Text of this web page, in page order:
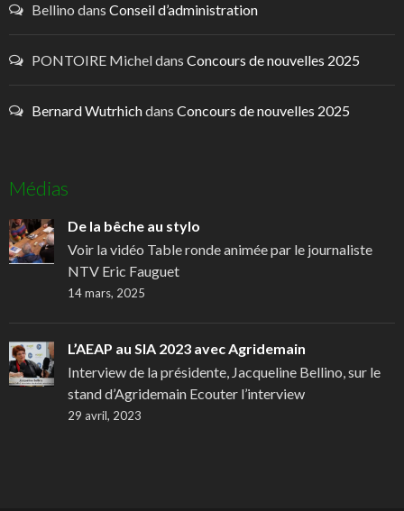
Bellino dans Conseil d’administration
PONTOIRE Micheldans Concours de nouvelles 2025
Bernard Wutrhichdans Concours de nouvelles 2025
Médias
De la bêche au stylo
Voir la vidéo Table ronde animée par le journaliste
NTV Eric Fauguet
14 mars, 2025
L’AEAP au SIA 2023 avec Agridemain
Interview de la présidente, Jacqueline Bellino, sur le
stand d’Agridemain Ecouter l’interview
29 avril, 2023